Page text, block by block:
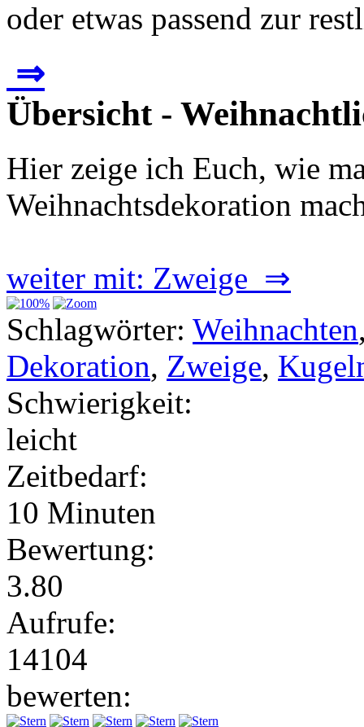
oder etwas passend zur
⇒
Übersicht -
Hier zeige ich Euch, wie
Weihnachtsdekoration
weiter mit: Zweige ⇒
Schlagwörter: Weihnachten
Dekoration, Zweige,
Schwierigkeit:
leicht
Zeitbedarf:
10 Minuten
Bewertung:
3.80
Aufrufe:
14104
bewerten: